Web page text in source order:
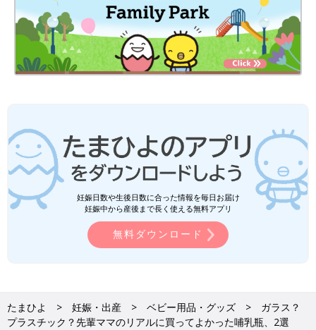
妊娠日数や生後日数に合った情報を毎日お届け
妊娠中から産後まで長く使える無料アプリ
無料ダウンロード
たまひよ 妊娠・出産 ベビー用品・グッズ
ガラス？
プラスチック？先輩ママのリアルに買ってよかった哺乳瓶、2選